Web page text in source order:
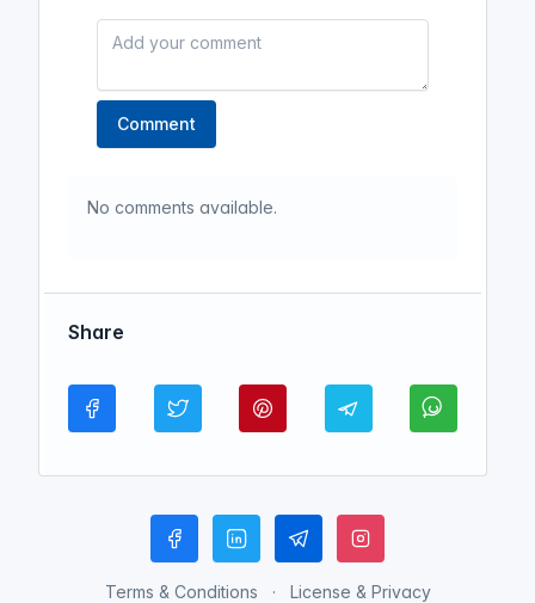
Comment
No comments available.
Share
Terms & Conditions License & Privacy